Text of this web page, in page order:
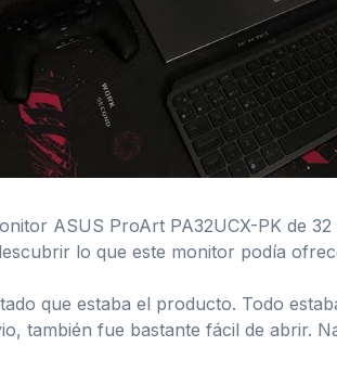
ASUS ProArt PA32UCX-PK de
lo que este monitor podía
que estaba el producto. Todo
también fue bastante fácil de abrir.